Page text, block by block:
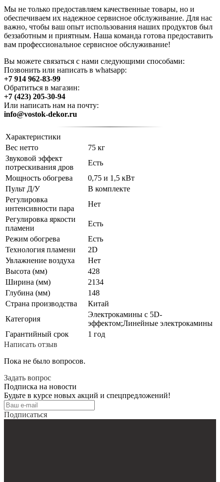
Мы не только предоставляем качественные товары, но и
обеспечиваем их надежное сервисное обслуживание. Для нас
важно, чтобы ваш опыт использования наших продуктов был
беззаботным и приятным. Наша команда готова предоставить
вам профессиональное сервисное обслуживание!
Вы можете связаться с нами следующими способами:
Позвонить или написать в whatsapp:
+7 914 962-83-99
Обратиться в магазин:
+7 (423) 205-30-94
Или написать нам на почту:
info@vostok-dekor.ru
Характеристики
Вес нетто
75 кг
Звуковой эффект
потрескивания дров
Есть
Мощность обогрева
0,75 и 1,5 кВт
Пульт Д/У
В комплекте
Регулировка
интенсивности пара
Нет
Регулировка яркости
пламени
Есть
Режим обогрева
Есть
Технология пламени
2D
Увлажнение воздуха
Нет
Высота (мм)
428
Ширина (мм)
2134
Глубина (мм)
148
Страна производства
Китай
Категория
Электрокамины с 5D-
эффектом;Линейные электрокамины
Гарантийный срок
1 год
Написать отзыв
Пока не было вопросов.
Задать вопрос
Подписка на новости
Будьте в курсе новых акций и спецпредложений!
Подписаться